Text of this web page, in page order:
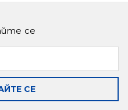
Slinex VR-16
се
СЕ